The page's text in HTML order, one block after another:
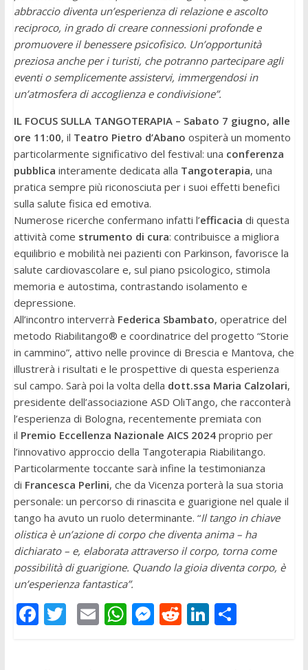
abbraccio diventa un’esperienza di relazione e ascolto
reciproco, in grado di creare connessioni profonde e
promuovere il benessere psicofisico. Un’opportunità
preziosa anche per i turisti, che potranno partecipare agli
eventi o semplicemente assistervi, immergendosi in
un’atmosfera di accoglienza e condivisione”.
IL FOCUS SULLA TANGOTERAPIA – Sabato 7 giugno, alle
ore 11:00, il Teatro Pietro d’Abano ospiterà un momento
particolarmente significativo del festival: una conferenza
pubblica interamente dedicata alla Tangoterapia, una
pratica sempre più riconosciuta per i suoi effetti benefici
sulla salute fisica ed emotiva.
Numerose ricerche confermano infatti l’efficacia di questa
attività come strumento di cura: contribuisce a migliora
equilibrio e mobilità nei pazienti con Parkinson, favorisce la
salute cardiovascolare e, sul piano psicologico, stimola
memoria e autostima, contrastando isolamento e
depressione.
All’incontro interverrà Federica Sbambato, operatrice del
metodo Riabilitango® e coordinatrice del progetto “Storie
in cammino”, attivo nelle province di Brescia e Mantova, che
illustrerà i risultati e le prospettive di questa esperienza
sul campo. Sarà poi la volta della dott.ssa Maria Calzolari,
presidente dell’associazione ASD OliTango, che racconterà
l’esperienza di Bologna, recentemente premiata con
il Premio Eccellenza Nazionale AICS 2024proprio per
l’innovativo approccio della Tangoterapia Riabilitango.
Particolarmente toccante sarà infine la testimonianza
di Francesca Perlini, che da Vicenza porterà la sua storia
personale: un percorso di rinascita e guarigione nel quale il
tango ha avuto un ruolo determinante. “Il tango in chiave
olistica è un’azione di corpo che diventa anima – ha
dichiarato – e, elaborata attraverso il corpo, torna come
possibilità di guarigione. Quando la gioia diventa corpo, è
un’esperienza fantastica”.
F T E W M R Li C